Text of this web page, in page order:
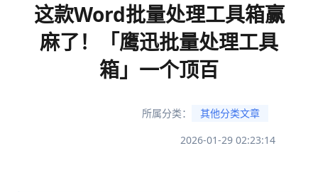
这款Word批量处理工具箱赢
麻了！「鹰迅批量处理工具
箱」一个顶百
所属分类：
其他分类文章
2026-01-29 02:23:14